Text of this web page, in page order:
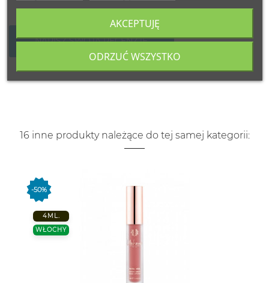
NAPISZ SWOJĄ RECENZJĘ
16 inne produkty należące do tej samej kategorii:
-50%
4ML.
WŁOCHY
ODRZUĆ WSZYSTKO
AKCEPTUJĘ